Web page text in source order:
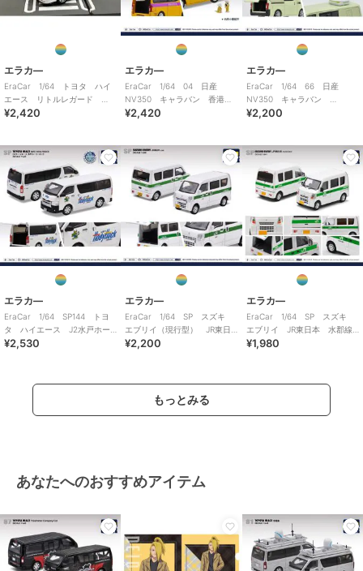
エラカ―
EraCar 1/64 トヨタ ハイ
エース リトルレガード
15th ANNIVERSARY
¥2,420
エラカ―
EraCar 1/64 04 日産
NV350 キャラバン 香港ミ
ニスクールバス
¥2,420
エラカ―
EraCar 1/64 66 日産
NV350 キャラバン
AFCD（香港政府漁農自然護理
¥2,200
エラカ―
EraCar 1/64 SP144 トヨ
タ ハイエース J2水戸ホー
リーホック
¥2,530
エラカ―
EraCar 1/64 SP スズキ
エブリイ（現行型） JR東日
本 土浦駅 業務用自動車
¥2,200
エラカ―
EraCar 1/64 SP スズキ
エブリイ JR東日本 水郡線
営業所（日本限定）
¥1,980
もっとみる
あなたへのおすすめアイテム